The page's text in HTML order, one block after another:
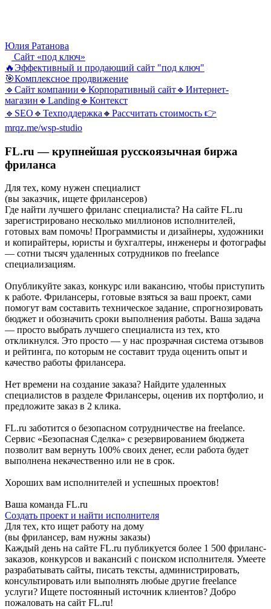
Юлия Ратанова
Сайт «под ключ»
🔥Эффективный и продающий сайт "под ключ"
🎯Комплексное продвижение
🔹Сайт компании🔹Корпоративный сайт🔹Интернет-
магазин🔹Landing🔹Контекст
🔹SEO🔹Техподдержка🔸Рассчитать стоимость 👉
mrqz.me/wsp-studio
FL.ru — крупнейшая русскоязычная биржа
фриланса
Для тех, кому нужен специалист
(вы заказчик, ищете фрилансеров)
Где найти лучшего фриланс специалиста? На сайте FL.ru
зарегистрировано несколько миллионов исполнителей,
готовых вам помочь! Программисты и дизайнеры, художники
и копирайтеры, юристы и бухгалтеры, инженеры и фотографы
— сотни тысяч удаленных сотрудников по freelance
специализациям.
Опубликуйте заказ, конкурс или вакансию, чтобы приступить
к работе. Фрилансеры, готовые взяться за ваш проект, сами
помогут вам составить техническое задание, спрогнозировать
бюджет и обозначить сроки выполнения работы. Ваша задача
— просто выбрать лучшего специалиста из тех, кто
откликнулся. Это просто — у нас прозрачная система отзывов
и рейтинга, по которым не составит труда оценить опыт и
качество работы фрилансера.
Нет времени на создание заказа? Найдите удаленных
специалистов в разделе Фрилансеры, оценив их портфолио, и
предложите заказ в 2 клика.
FL.ru заботится о безопасном сотрудничестве на freelance.
Сервис «Безопасная Сделка» с резервированием бюджета
позволит вам вернуть 100% своих денег, если работа будет
выполнена некачественно или не в срок.
Хороших вам исполнителей и успешных проектов!
Ваша команда FL.ru
Создать проект и найти исполнителя
Для тех, кто ищет работу на дому
(вы фрилансер, вам нужны заказы)
Каждый день на сайте FL.ru публикуется более 1 500 фриланс-
заказов, конкурсов и вакансий с поиском исполнителя. Умеете
разрабатывать сайты, писать тексты, администрировать,
консультировать или выполнять любые другие freelance
услуги? Ищете постоянный источник клиентов? Добро
пожаловать на сайт FL.ru!